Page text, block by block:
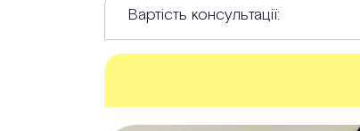
Вартість консультації: